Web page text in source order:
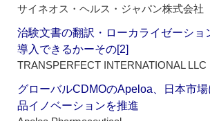
サイネオス・ヘルス・ジャパン株式会社
治験文書の翻訳・ローカライゼーショ
導入できるかーその[2]
TRANSPERFECT INTERNATIONAL LLC
グローバルCDMOのApeloa、日本市
品イノベーションを推進